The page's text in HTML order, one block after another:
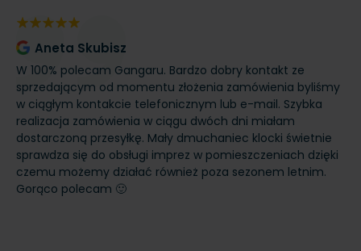
Aneta Skubisz
W 100% polecam Gangaru. Bardzo dobry kontakt ze
sprzedającym od momentu złożenia zamówienia byliśmy
w ciągłym kontakcie telefonicznym lub e-mail. Szybka
realizacja zamówienia w ciągu dwóch dni miałam
dostarczoną przesyłkę. Mały dmuchaniec klocki świetnie
sprawdza się do obsługi imprez w pomieszczeniach dzięki
czemu możemy działać również poza sezonem letnim.
Gorąco polecam 🙂